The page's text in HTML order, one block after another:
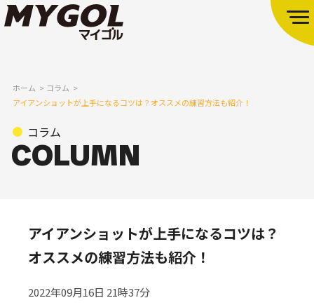
ホーム
コラム
アイアンショットが上手になるコツは？オススメの練習方法も紹介！
コラム
アイアンショットが上手になるコツは？
オススメの練習方法も紹介！
2022年09月16日 21時37分